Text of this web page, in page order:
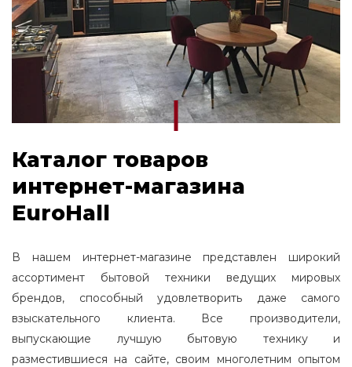
Каталог товаров
интернет-магазина
EuroHall
В нашем интернет-магазине представлен широкий
ассортимент бытовой техники ведущих мировых
брендов, способный удовлетворить даже самого
взыскательного клиента. Все производители,
выпускающие лучшую бытовую технику и
разместившиеся на сайте, своим многолетним опытом